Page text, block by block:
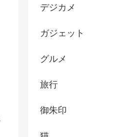
デジカメ
ガジェット
グルメ
旅行
御朱印